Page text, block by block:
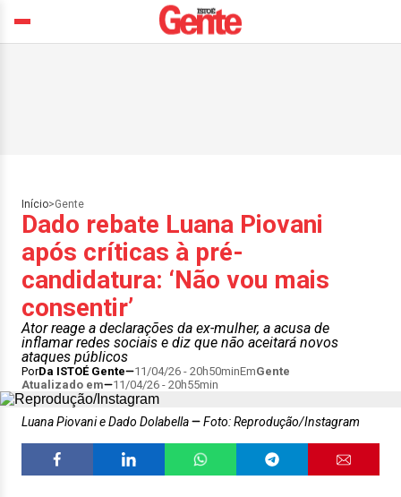
Início>Gente
Dado rebate Luana Piovani
após críticas à pré-
candidatura: ‘Não vou mais
consentir’
Ator reage a declarações da ex-mulher, a acusa de
inflamar redes sociais e diz que não aceitará novos
ataques públicos
PorDa ISTOÉ Gente 11/04/26 - 20h50minEmGente
Atualizado em
11/04/26 - 20h55min
Luana Piovani e Dado Dolabella Foto: Reprodução/Instagram